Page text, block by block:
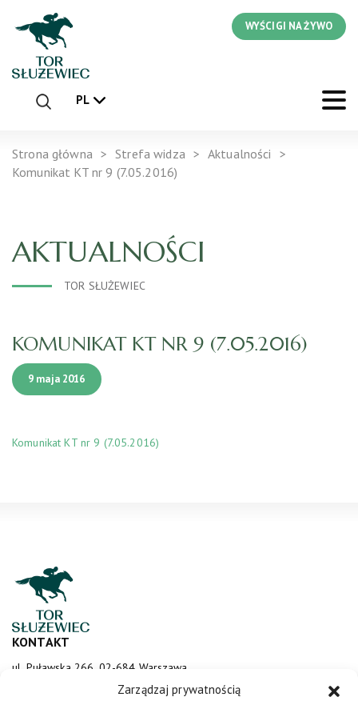
Zarządzaj prywatnością
WYŚCIGI NA ŻYWO
PL
Strona główna Strefa widza
Aktualności
Komunikat KT nr 9 (7.05.2016)
AKTUALNOŚCI
TOR SŁUŻEWIEC
KOMUNIKAT KT NR 9 (7.05.2016)
9 maja 2016
Komunikat KT nr 9 (7.05.2016)
KONTAKT
ul. Puławska 266, 02-684 Warszawa
sluzewiec@totalizator.pl